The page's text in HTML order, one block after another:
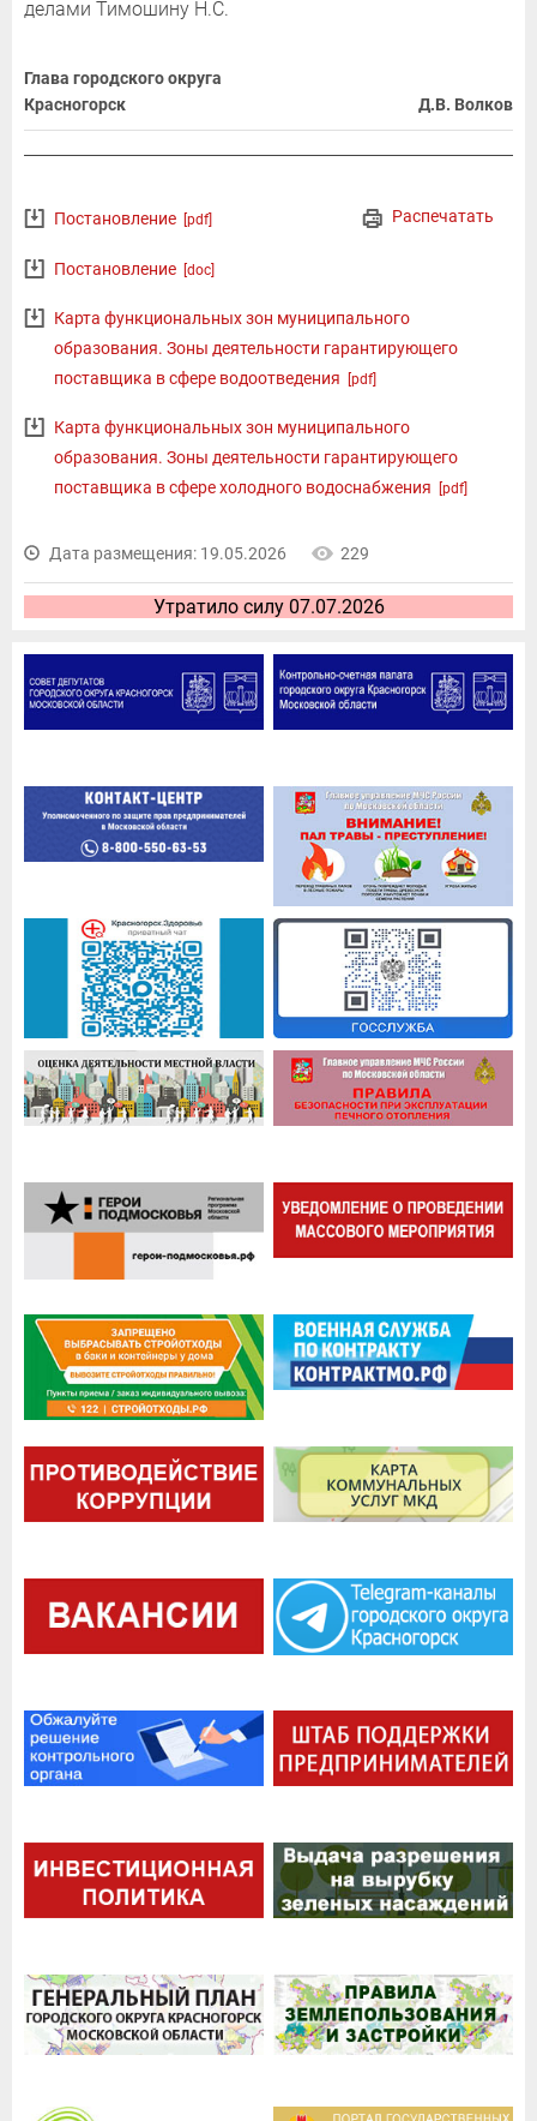
делами Тимошину Н.С.
Глава городского округа
Красногорск
Д.В. Волков
Распечатать
Постановление [pdf]
Постановление [doc]
Карта функциональных зон муниципального
образования. Зоны деятельности гарантирующего
поставщика в сфере водоотведения
[pdf]
Карта функциональных зон муниципального
образования. Зоны деятельности гарантирующего
поставщика в сфере холодного водоснабжения
[pdf]
Дата размещения: 19.05.2026 229
Утратило силу 07.07.2026